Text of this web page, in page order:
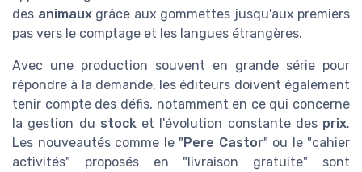
des animauxgrâce aux gommettes jusqu'aux premiers
pas vers le comptage et les langues étrangères.
Avec une production souvent en grande série pour
répondre à la demande, les éditeurs doivent également
tenir compte des défis, notamment en ce qui concerne
la gestion du stocket l'évolution constante des prix.
Les nouveautés comme le " Pere Castor" ou le "cahier
activités" proposés en "livraison gratuite" sont